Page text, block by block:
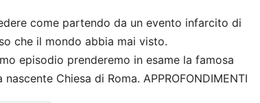
come partendo da un evento infarcito di
che il mondo abbia mai visto.
episodio prenderemo in esame la famosa
Chiesa di Roma. APPROFONDIMENTI